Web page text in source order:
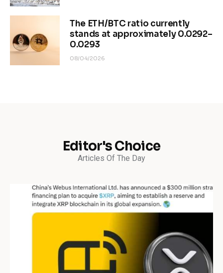
The ETH/BTC ratio currently
stands at approximately 0.0292–
0.0293
08/04/2026
Editor's Choice
Articles Of The Day